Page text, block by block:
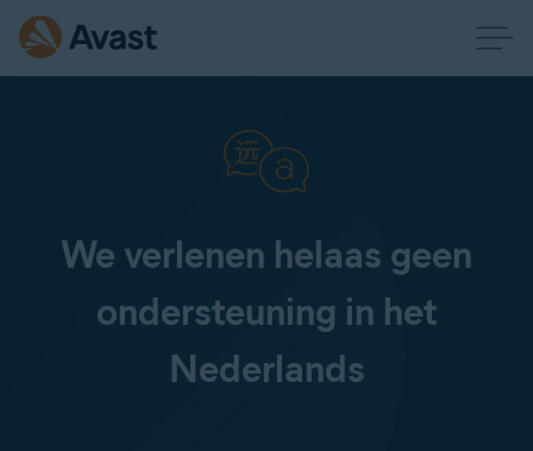
We verlenen helaas geen
ondersteuning in het
Nederlands